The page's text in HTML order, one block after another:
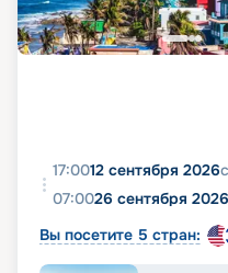
17:0012 сентября 2026
07:0026 сентября 2026
Вы посетите 5 стран: